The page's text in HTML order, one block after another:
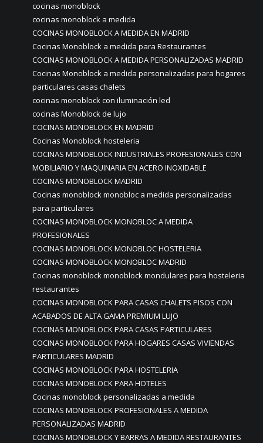
cocinas monoblock
cocinas monoblock a medida
COCINAS MONOBLOCK A MEDIDA EN MADRID
Cocinas Monoblock a medida para Restaurantes
COCINAS MONOBLOCK A MEDIDA PERSONALIZADAS MADRID
Cocinas Monoblock a medida personalizadas para hogares
particulares casas chalets
cocinas monoblock con iluminación led
cocinas Monoblock de lujo
COCINAS MONOBLOCK EN MADRID
Cocinas Monoblock hosteleria
COCINAS MONOBLOCK INDUSTRIALES PROFESIONALES CON
MOBILIARIO Y MAQUINARIA EN ACERO INOXIDABLE
COCINAS MONOBLOCK MADRID
Cocinas monoblock monobloc a medida personalizadas
para particulares
COCINAS MONOBLOCK MONOBLOC A MEDIDA
PROFESIONALES
COCINAS MONOBLOCK MONOBLOC HOSTELERIA
COCINAS MONOBLOCK MONOBLOC MADRID
Cocinas monoblock monoblock mondulares para hosteleria
restaurantes
COCINAS MONOBLOCK PARA CASAS CHALETS PISOS CON
ACABADOS DE ALTA GAMA PREMIUM LUJO
COCINAS MONOBLOCK PARA CASAS PARTICULARES
COCINAS MONOBLOCK PARA HOGARES CASAS VIVIENDAS
PARTICULARES MADRID
COCINAS MONOBLOCK PARA HOSTELERIA
COCINAS MONOBLOCK PARA HOTELES
Cocinas monoblock personalizadas a medida
COCINAS MONOBLOCK PROFESIONALES A MEDIDA
PERSONALIZADAS MADRID
COCINAS MONOBLOCK Y BARRAS A MEDIDA RESTAURANTES